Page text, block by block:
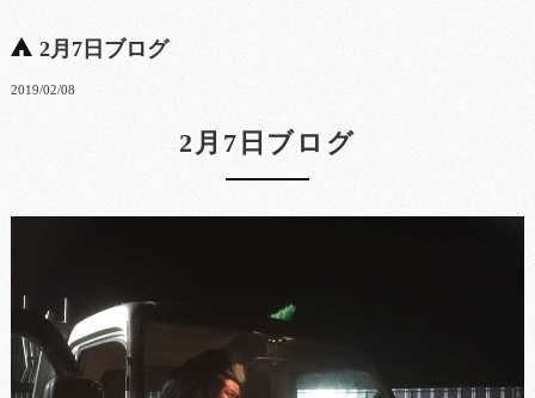
2月7日ブログ
2019/02/08
2月7日ブログ